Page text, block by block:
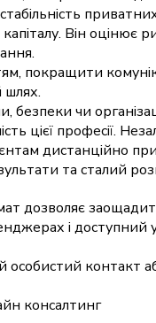
приватних
Він оцінює
покращити
шлях.
чи
цієї професії.
дистанційно
та сталий
дозволяє
і
контакт